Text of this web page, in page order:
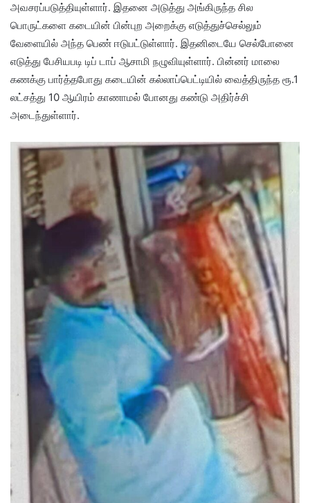
அவசரப்படுத்தியுள்ளார். இதனை அடுத்து அங்கிருந்த சில
பொருட்களை கடையின் பின்புற அறைக்கு எடுத்துச்செல்லும்
வேளையில் அந்த பெண் ஈடுபட்டுள்ளார். இதனிடையே செல்போனை
எடுத்து பேசியபடி டிப் டாப் ஆசாமி நழுவியுள்ளார். பின்னர் மாலை
கணக்கு பார்த்தபோது கடையின் கல்லாப்பெட்டியில் வைத்திருந்த ரூ.1
லட்சத்து 10 ஆயிரம் காணாமல் போனது கண்டு அதிர்ச்சி
அடைந்துள்ளார்.